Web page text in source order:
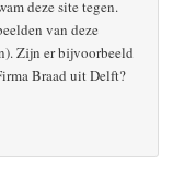
deze site tegen.
van deze
Zijn er bijvoorbeeld
Braad uit Delft?